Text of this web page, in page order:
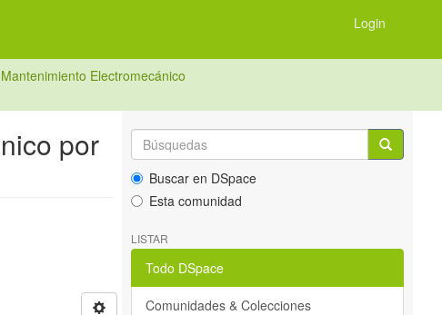
Login
Electromecánico
por
Buscar en DSpace
Esta comunidad
LISTAR
Todo DSpace
Comunidades & Colecciones